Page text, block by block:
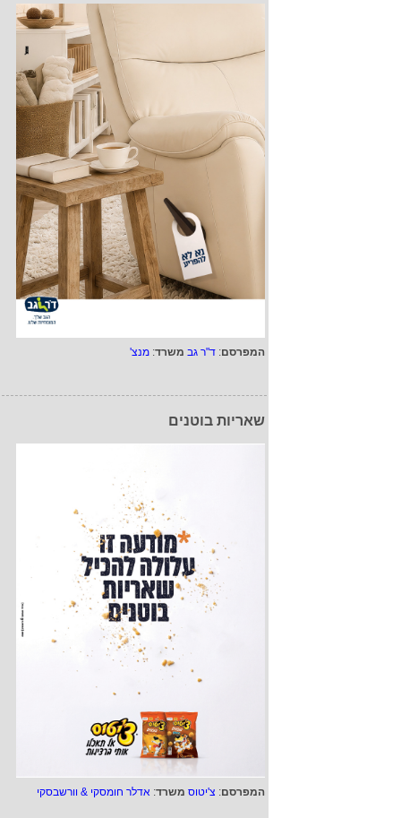
המפרסם: ד"ר גב משרד: מנצ'
שאריות בוטנים
המפרסם: צ'יטוס משרד: אדלר חומסקי & וורשבסקי